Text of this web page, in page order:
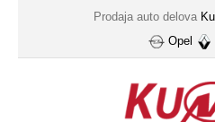
Prodaja auto delova
Opel